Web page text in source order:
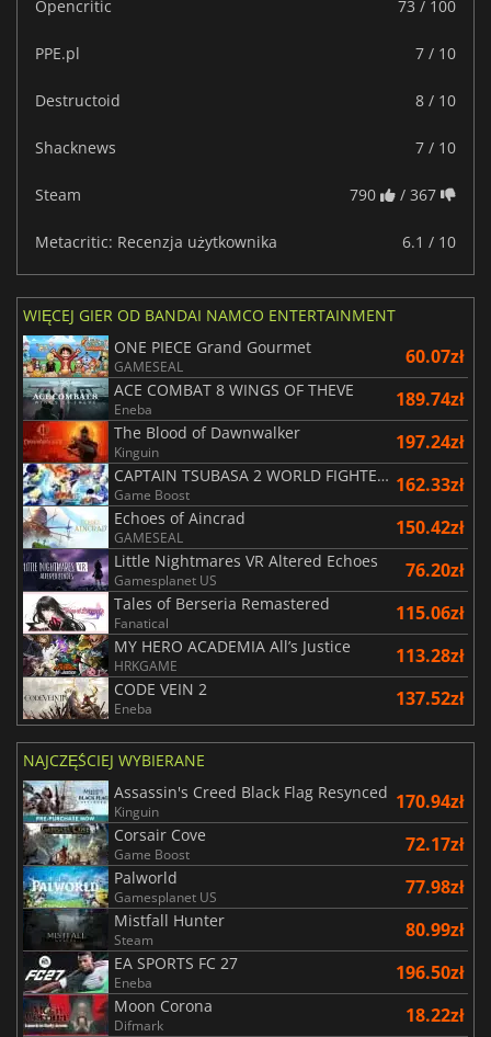
Opencritic 73 / 100
PPE.pl 7 / 10
Destructoid 8 / 10
Shacknews 7 / 10
Steam 790 / 367
Metacritic: Recenzja użytkownika 6.1 / 10
WIĘCEJ GIER OD BANDAI NAMCO ENTERTAINMENT
ONE PIECE Grand Gourmet
GAMESEAL 60.07zł
ACE COMBAT 8 WINGS OF THEVE
Eneba 189.74zł
The Blood of Dawnwalker
Kinguin 197.24zł
CAPTAIN TSUBASA 2 WORLD FIGHTERS
Game Boost 162.33zł
Echoes of Aincrad
GAMESEAL 150.42zł
Little Nightmares VR Altered Echoes
Gamesplanet US 76.20zł
Tales of Berseria Remastered
Fanatical 115.06zł
MY HERO ACADEMIA All’s Justice
HRKGAME 113.28zł
CODE VEIN 2
Eneba 137.52zł
NAJCZĘŚCIEJ WYBIERANE
Assassin's Creed Black Flag Resynced
Kinguin 170.94zł
Corsair Cove
Game Boost 72.17zł
Palworld
Gamesplanet US 77.98zł
Mistfall Hunter
Steam 80.99zł
EA SPORTS FC 27
Eneba 196.50zł
Moon Corona
Difmark 18.22zł